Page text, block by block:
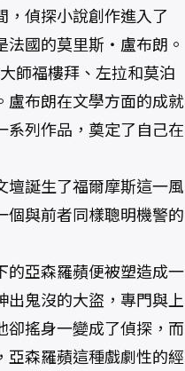
，偵探小說創作進入了
法國的莫里斯‧盧布朗。
師福樓拜、左拉和莫泊
盧布朗在文學方面的成就
系列作品，奠定了自己在
壇誕生了福爾摩斯這一風
個與前者同樣聰明機警的
的亞森羅蘋便被塑造成一
鬼沒的大盜，專門與上
卻搖身一變成了偵探，而
亞森羅蘋這種戲劇性的經